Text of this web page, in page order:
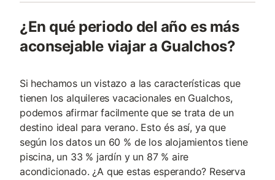
¿En qué periodo del año es más
aconsejable viajar a Gualchos?
Si hechamos un vistazo a las características que
tienen los alquileres vacacionales en Gualchos,
podemos afirmar facilmente que se trata de un
destino ideal para verano. Esto és así, ya que
según los datos un 60 % de los alojamientos tiene
piscina, un 33 % jardín y un 87 % aire
acondicionado. ¿A que estas esperando? Reserva